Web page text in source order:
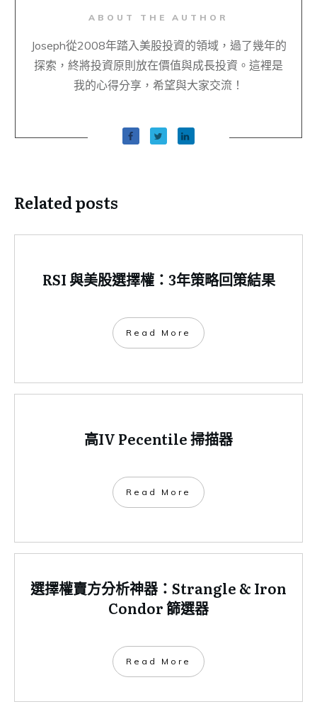
ABOUT THE AUTHOR
Joseph從2008年踏入美股投資的領域，過了幾年的
探索，終將投資原則放在價值與成長投資。這裡是
我的心得分享，希望與大家交流！
Related posts
RSI 與美股選擇權：3年策略回策結果
​Read More
高IV Pecentile 掃描器
​Read More
選擇權賣方分析神器：Strangle & Iron
Condor 篩選器
​Read More